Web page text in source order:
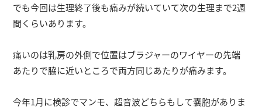
でも今回は生理終了後も痛みが続いていて次の生理まで2週
間くらいあります。
痛いのは乳房の外側で位置はブラジャーのワイヤーの先端
あたりで脇に近いところで両方同じあたりが痛みます。
今年1月に検診でマンモ、超音波どちらもして嚢胞がありま